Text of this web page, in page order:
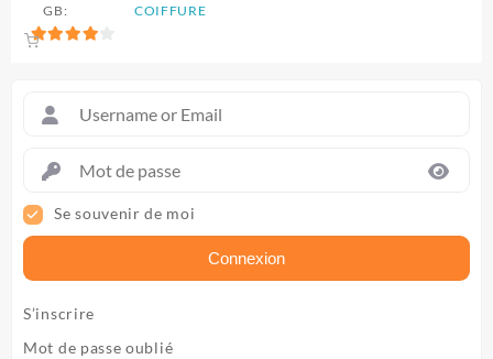
Se souvenir de moi
Connexion
S’inscrire
Mot de passe oublié
GB:
COIFFURE